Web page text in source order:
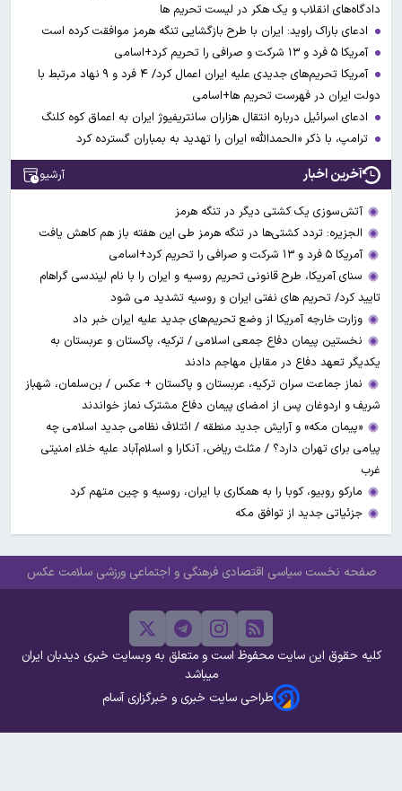
دادگاه‌های انقلاب و یک هکر در لیست تحریم ها
ادعای باراک راوید: ایران با طرح بازگشایی تنگه هرمز موافقت کرده است
آمریکا ۵ فرد و ۱۳ شرکت و صرافی را تحریم کرد+اسامی
آمریکا تحریم‌های جدیدی علیه ایران اعمال کرد/ ۴ فرد و ۹ نهاد مرتبط با
دولت ایران در فهرست تحریم ها+اسامی
ادعای اسرائیل درباره انتقال هزاران سانتریفیوژ ایران به اعماق کوه کلنگ
ترامپ، با ذکر «الحمدالله» ایران را تهدید به بمباران گسترده کرد
آخرین اخبار آرشیو
آتش‌سوزی یک کشتی دیگر در تنگه هرمز
الجزیره: تردد کشتی‌ها در تنگه هرمز طی این هفته باز هم کاهش یافت
آمریکا ۵ فرد و ۱۳ شرکت و صرافی را تحریم کرد+اسامی
سنای آمریکا، طرح قانونی تحریم روسیه و ایران را با نام لیندسی گراهام
تایید کرد/ تحریم های نفتی ایران و روسیه تشدید می شود
وزارت خارجه آمریکا از وضع تحریم‌های جدید علیه ایران خبر داد
نخستین پیمان دفاع جمعی اسلامی / ترکیه، پاکستان و عربستان به
یکدیگر تعهد دفاع در مقابل مهاجم دادند
نماز جماعت سران ترکیه، عربستان و پاکستان + عکس / بن‌سلمان، شهباز
شریف و اردوغان پس از امضای پیمان دفاع مشترک نماز خواندند
«پیمان مکه» و آرایش جدید منطقه / ائتلاف نظامی جدید اسلامی چه
پیامی برای تهران دارد؟ / مثلث ریاض، آنکارا و اسلام‌آباد علیه خلاء امنیتی
غرب
مارکو روبیو، کوبا را به همکاری با ایران، روسیه و چین متهم کرد
جزئیاتی جدید از توافق مکه
صفحه نخست سیاسی اقتصادی فرهنگی و اجتماعی ورزشی سلامت عکس
کلیه حقوق این سایت محفوظ است و متعلق به وبسایت خبری دیدبان ایران
میباشد
طراحی سایت خبری و خبرگزاری آسام